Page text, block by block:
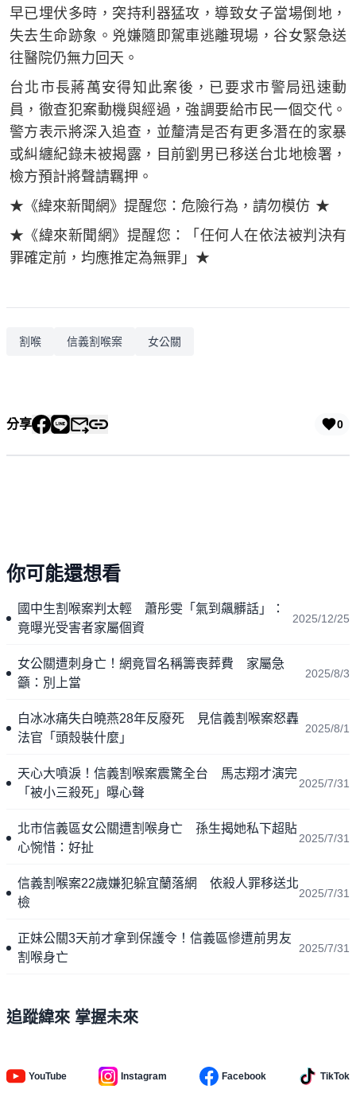
早已埋伏多時，突持利器猛攻，導致女子當場倒地，
失去生命跡象。兇嫌隨即駕車逃離現場，谷女緊急送
往醫院仍無力回天。
台北市長蔣萬安得知此案後，已要求市警局迅速動
員，徹查犯案動機與經過，強調要給市民一個交代。
警方表示將深入追查，並釐清是否有更多潛在的家暴
或糾纏紀錄未被揭露，目前劉男已移送台北地檢署，
檢方預計將聲請羈押。
★《緯來新聞網》提醒您：危險行為，請勿模仿 ★
★《緯來新聞網》提醒您：「任何人在依法被判決有
罪確定前，均應推定為無罪」★
割喉 信義割喉案 女公關
分享 0
你可能還想看
國中生割喉案判太輕 蕭彤雯「氣到飆髒話」：
竟曝光受害者家屬個資
2025/12/25
女公關遭刺身亡！網竟冒名稱籌喪葬費 家屬急
籲：別上當
2025/8/3
白冰冰痛失白曉燕28年反廢死 見信義割喉案怒轟
法官「頭殼裝什麼」
2025/8/1
天心大噴淚！信義割喉案震驚全台 馬志翔才演完
「被小三殺死」曝心聲
2025/7/31
北市信義區女公關遭割喉身亡 孫生揭她私下超貼
心惋惜：好扯
2025/7/31
信義割喉案22歲嫌犯躲宜蘭落網 依殺人罪移送北
檢
2025/7/31
正妹公關3天前才拿到保護令！信義區慘遭前男友
割喉身亡
2025/7/31
追蹤緯來 掌握未來
YouTube Instagram Facebook TikTok